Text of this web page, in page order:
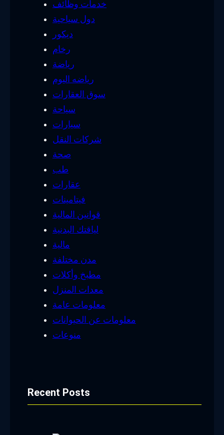
خدمات وظائف
دول سياحية
ديكور
رخام
رياضة
رياضه اليوم
سوق العقارات
سياحة
سيارات
شركات النقل
صحة
طب
عقارات
فيتامينات
قوانين المالية
لياقتك البدنية
مالية
مدن مختلفة
مطبخ وأكلات
معدات المنزل
معلومات عامة
معلومات عن الحيوانات
منوعات
Recent Posts